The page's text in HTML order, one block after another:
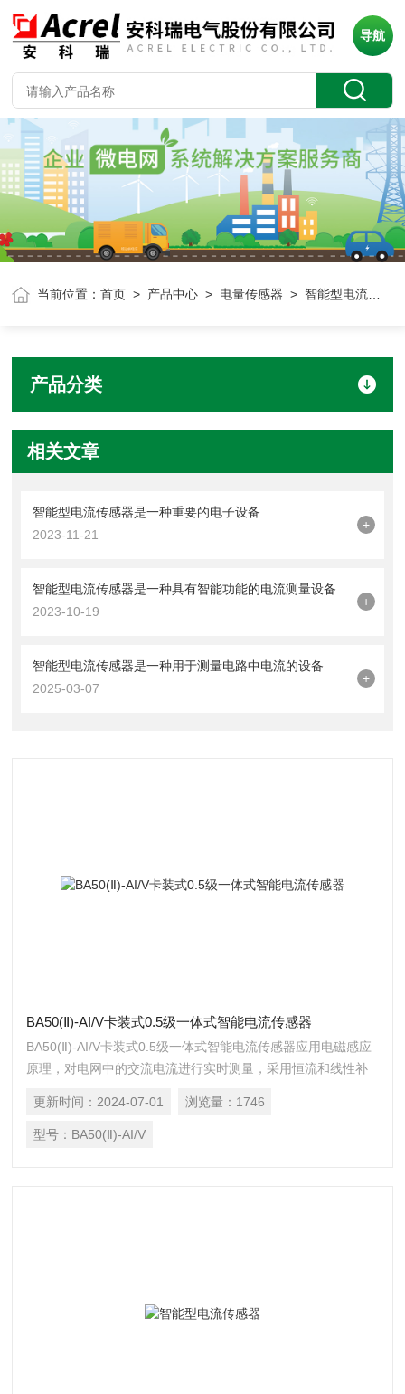
导航
当前位置：首页 > 产品中心 > 电量传感器 > 智能型电流传感器
产品分类
相关文章
智能型电流传感器是一种重要的电子设备
2023-11-21
+
智能型电流传感器是一种具有智能功能的电流测量设备
2023-10-19
+
智能型电流传感器是一种用于测量电路中电流的设备
2025-03-07
+
BA50(Ⅱ)-AI/V卡装式0.5级一体式智能电流传感器
BA50(Ⅱ)-AI/V卡装式0.5级一体式智能电流传感器应用电磁感应
原理，对电网中的交流电流进行实时测量，采用恒流和线性补
接口（Modbus-RTU 协议）将测量数据进行传输。DC24V 或
12V 安全电压供电，可广泛用于工业自动化领域。
更新时间：2024-07-01 浏览量： 1746
型号： BA50(Ⅱ)-AI/V